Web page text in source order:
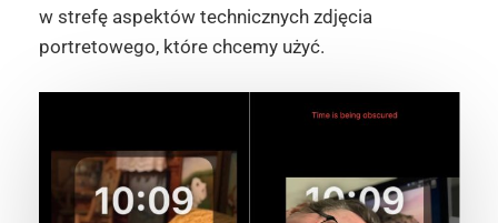
w strefę aspektów technicznych zdjęcia
portretowego, które chcemy użyć.